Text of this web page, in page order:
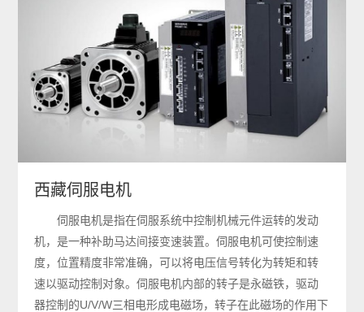
西藏伺服电机
伺服电机是指在伺服系统中控制机械元件运转的发动
机，是一种补助马达间接变速装置。伺服电机可使控制速
度，位置精度非常准确，可以将电压信号转化为转矩和转
速以驱动控制对象。伺服电机内部的转子是永磁铁，驱动
器控制的U/V/W三相电形成电磁场，转子在此磁场的作用下